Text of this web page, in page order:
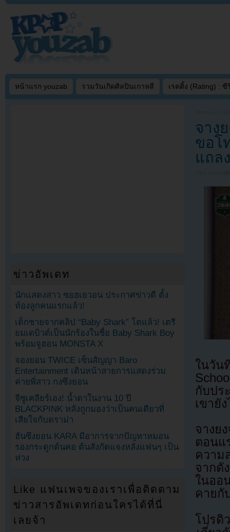
หน้าแรก youzab รวมวันเกิดศิลปินเกาหลี เรตติ้ง (Rating) : ซี
จาง
ขอโ
แถล
ในวัน
กับปร
เขายั
จางย
ตอนแ
ความ
จากดั
ในออ
คายกั
โปร
ข่าวอัพเดท
นักแสดงสาว ซอฮเยวอน ประกาศข่าวดี ตั้ง
ท้องลูกคนแรกแล้ว!
เด็กชายจากคลิป “Baby Shark” โตแล้ว! เตรี
ยมเดบิวต์เป็นนักร้องในชื่อ Baby Shark Boy
พร้อมจูฮอน MONSTA X
จองยอน TWICE เซ็นสัญญา Baro
Entertainment เดินหน้าสายการแสดงร่วม
ค่ายพี่สาว กงซึงยอน
จีซูเคลียร์เอง! น้ำตาในงาน 10 ปี
BLACKPINK หลังถูกมองว่าเป็นคนเดียวที่
เสียใจกับดราม่า
ฮันซึงยอน KARA มีอาการจากปัญหาหมอน
รองกระดูกต้นคอ ต้นสังกัดแจงหลังแฟนๆ เป็น
ห่วง
Like แฟนเพจของเราเพื่อติดตาม
ข่าวสารอัพเดทก่อนใครได้ที่นี่
เลยจ้า